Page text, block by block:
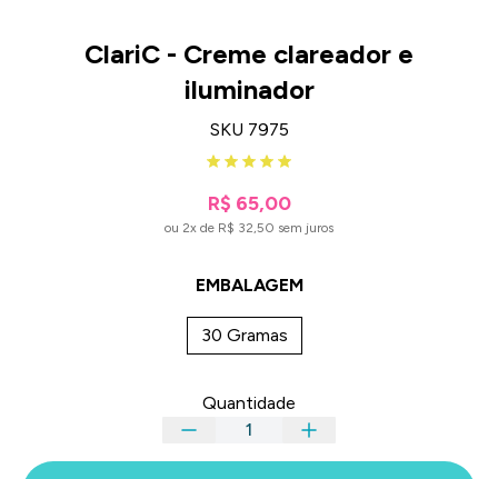
ClariC - Creme clareador e
iluminador
SKU 7975
R$ 65,00
ou 2x de R$ 32,50 sem juros
EMBALAGEM
30 Gramas
Quantidade